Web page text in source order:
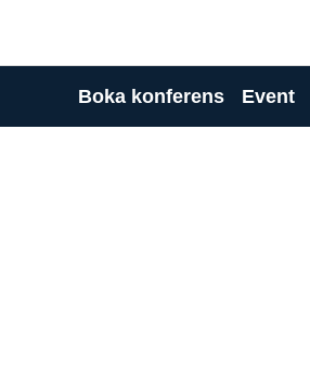
Boka konferens Event